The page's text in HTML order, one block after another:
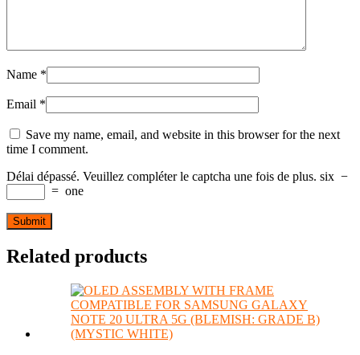
Name *
Email *
Save my name, email, and website in this browser for the next
time I comment.
Délai dépassé. Veuillez compléter le captcha une fois de plus. six −
= one
Related products